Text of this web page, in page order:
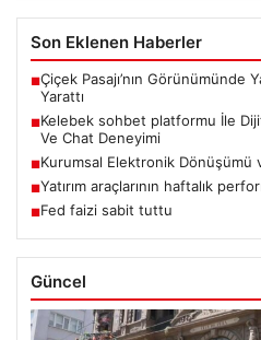
Son Eklenen Haberler
■Çiçek Pasajı’nın Görünümünde
Yarattı
■Kelebek sohbet platformu İle
Ve Chat Deneyimi
■Kurumsal Elektronik
■Yatırım araçlarının haftalık
■Fed faizi sabit tuttu
Güncel